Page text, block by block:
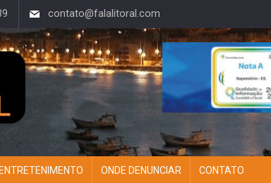
contato@falalitoral.com
ENTRETENIMENTO ONDE DENUNCIAR CONTATO